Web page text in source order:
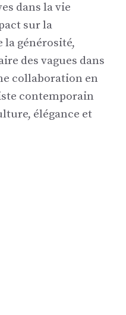
dans la vie
sur la
la générosité,
des vagues dans
collaboration en
contemporain
élégance et